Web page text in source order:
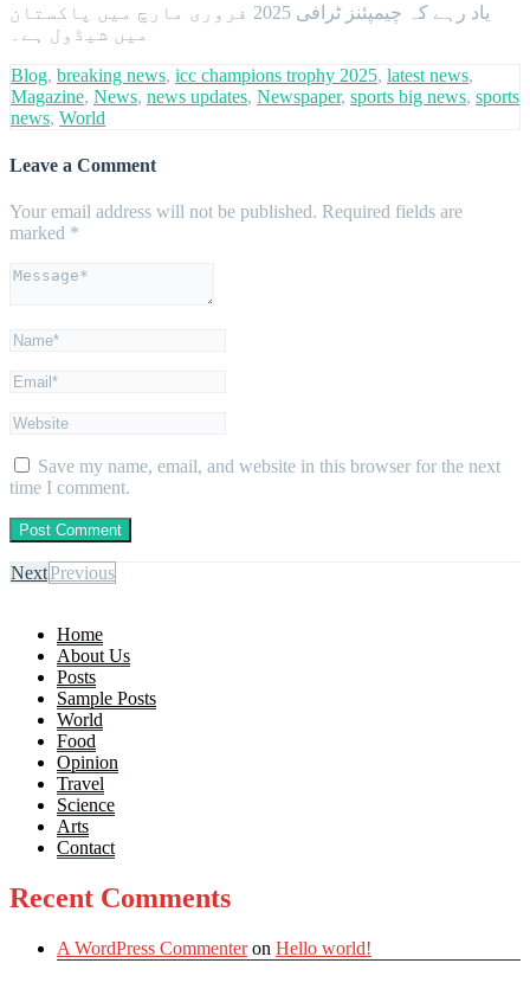
یاد رہے کہ چیمپئنز ٹرافی 2025 فروری مارچ میں پاکستان
میں شیڈول ہے۔
Blog, breaking news, icc champions trophy 2025, latest news,
Magazine, News, news updates, Newspaper, sports big news, sports
news, World
Leave a Comment
Your email address will not be published. Required fields are
marked *
Save my name, email, and website in this browser for the next
time I comment.
NextPrevious
Home
About Us
Posts
Sample Posts
World
Food
Opinion
Travel
Science
Arts
Contact
Recent Comments
A WordPress Commenteron Hello world!